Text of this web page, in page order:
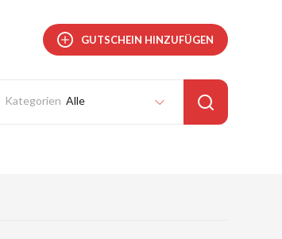
GUTSCHEIN HINZUFÜGEN
Alle